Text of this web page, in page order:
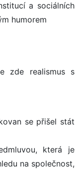
a sociálních
humorem
zde realismus s
se přišel stát
která je
na společnost,